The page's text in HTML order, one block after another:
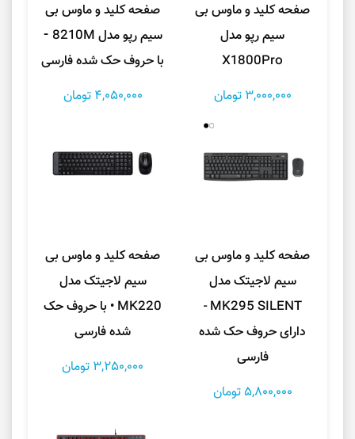
صفحه کلید و ماوس بی
سیم رپو مدل
X1800Pro
3,000,000 تومان
صفحه کلید و ماوس بی
سیم رپو مدل 8210M ⁃
با حروف حک شده فارسی
4,050,000 تومان
صفحه کلید و ماوس بی
سیم لاجیتک مدل
MK295 SILENT -
دارای حروف حک شده
فارسی
5,800,000 تومان
صفحه کلید و ماوس بی
سیم لاجیتک مدل
MK220 • با حروف حک
شده فارسی
3,250,000 تومان